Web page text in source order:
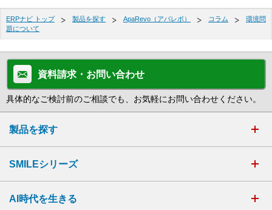
ERPナビ トップ 製品を探す ApaRevo（アパレボ） コラム
環境問
題について
資料請求・お問い合わせ
具体的なご検討前のご相談でも、お気軽にお問い合わせください。
製品を探す
SMILEシリーズ
AI時代を生きる